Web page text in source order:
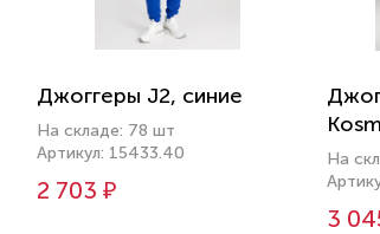
Джоггеры J2, синие
На складе: 78 шт
Артикул: 15433.40
2 703 ₽
На
3